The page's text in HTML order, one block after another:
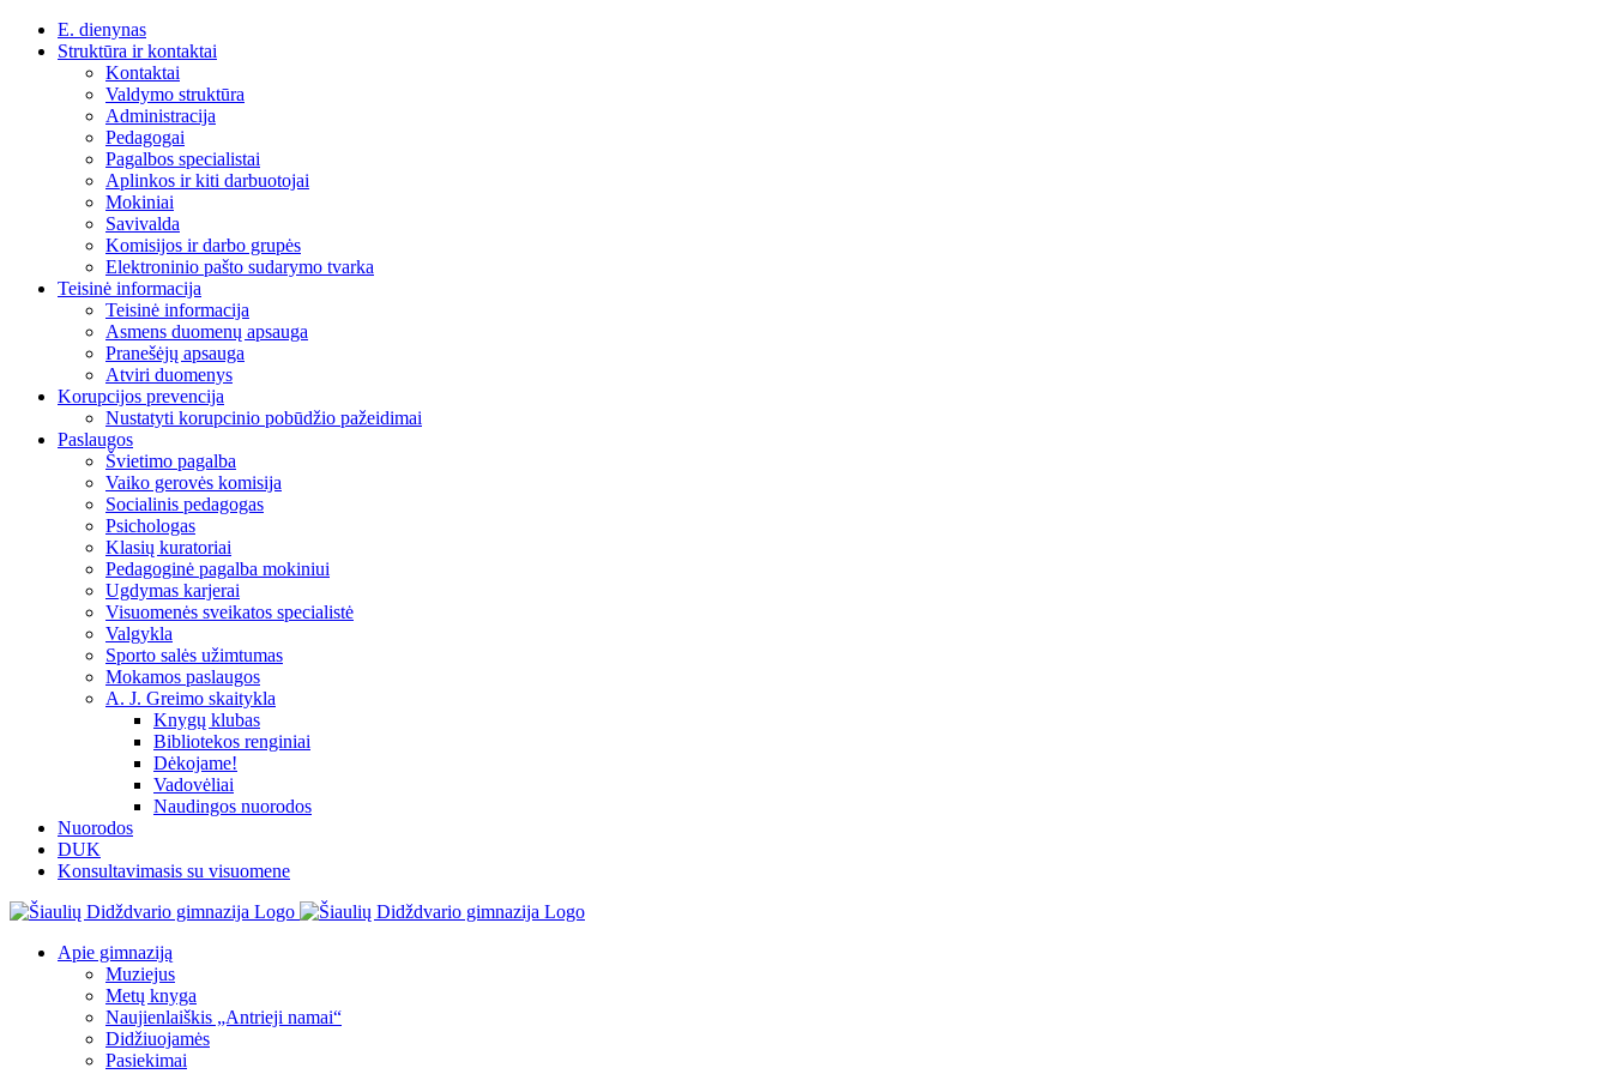
Skip
Facebook
YouTubeE. dienynas
Struktūra ir kontaktai
Kontaktai
Valdymo struktūra
Administracija
Pedagogai
Pagalbos specialistai
Aplinkos ir kiti darbuotojai
Mokiniai
Savivalda
Komisijos ir darbo grupės
Elektroninio pašto sudarymo tvarka
Teisinė informacija
Teisinė informacija
Asmens duomenų apsauga
Pranešėjų apsauga
Atviri duomenys
Korupcijos prevencija
Nustatyti korupcinio pobūdžio pažeidimai
Paslaugos
Švietimo pagalba
Vaiko gerovės komisija
Socialinis pedagogas
Psichologas
Klasių kuratoriai
Pedagoginė pagalba mokiniui
Ugdymas karjerai
Visuomenės sveikatos specialistė
Valgykla
Sporto salės užimtumas
Mokamos paslaugos
A. J. Greimo skaitykla
Knygų klubas
Bibliotekos renginiai
Dėkojame!
Vadovėliai
Naudingos nuorodos
Nuorodos
DUK
Konsultavimasis su visuomene
Apie gimnaziją
Muziejus
Metų knyga
Naujienlaiškis „Antrieji namai“
Didžiuojamės
Pasiekimai